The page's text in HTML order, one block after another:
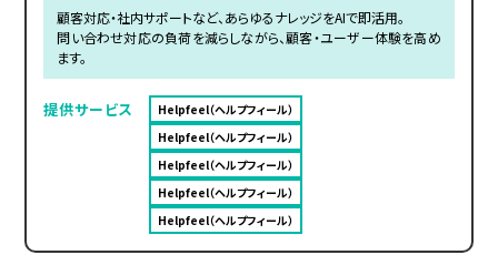
顧客対応・社内サポートなど、あらゆるナレッジをAIで即活用。
問い合わせ対応の負荷を減らしながら、顧客・ユーザー体験を高め
ます。
提供サービス
Helpfeel（ヘルプフィール）
Helpfeel（ヘルプフィール）
Helpfeel（ヘルプフィール）
Helpfeel（ヘルプフィール）
Helpfeel（ヘルプフィール）